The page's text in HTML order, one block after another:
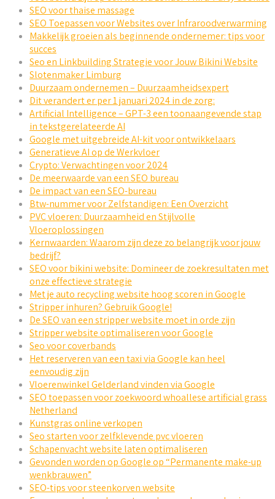
SEO voor thaise massage
SEO Toepassen voor Websites over Infraroodverwarming
Makkelijk groeien als beginnende ondernemer: tips voor
succes
Seo en Linkbuilding Strategie voor Jouw Bikini Website
Slotenmaker Limburg
Duurzaam ondernemen – Duurzaamheidsexpert
Dit verandert er per 1 januari 2024 in de zorg:
Artificial Intelligence – GPT-3 een toonaangevende stap
in tekstgerelateerde AI
Google met uitgebreide AI-kit voor ontwikkelaars
Generatieve AI op de Werkvloer
Crypto: Verwachtingen voor 2024
De meerwaarde van een SEO bureau
De impact van een SEO-bureau
Btw-nummer voor Zelfstandigen: Een Overzicht
PVC vloeren: Duurzaamheid en Stijlvolle
Vloeroplossingen
Kernwaarden: Waarom zijn deze zo belangrijk voor jouw
bedrijf?
SEO voor bikini website: Domineer de zoekresultaten met
onze effectieve strategie
Met je auto recycling website hoog scoren in Google
Stripper inhuren? Gebruik Google!
De SEO van een stripper website moet in orde zijn
Stripper website optimaliseren voor Google
Seo voor coverbands
Het reserveren van een taxi via Google kan heel
eenvoudig zijn
Vloerenwinkel Gelderland vinden via Google
SEO toepassen voor zoekwoord whoallese artificial grass
Netherland
Kunstgras online verkopen
Seo starten voor zelfklevende pvc vloeren
Schapenvacht website laten optimaliseren
Gevonden worden op Google op “Permanente make-up
wenkbrauwen”
SEO-tips voor steenkorven website